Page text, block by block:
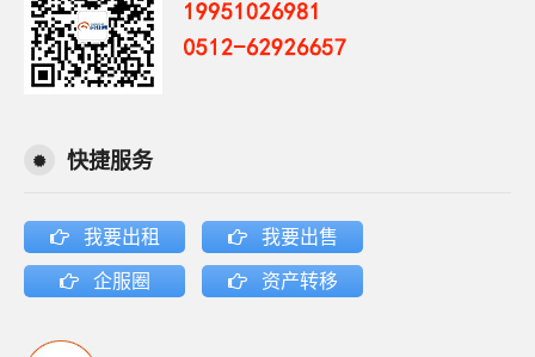
快捷服务
我要出租 我要出售
企服圈 资产转移